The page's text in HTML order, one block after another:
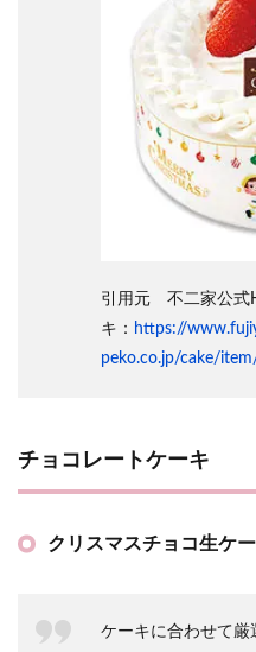
引用元 不二家公式
キ： https://
peko.co.jp/cake/
チョコレートケーキ
クリスマスチョコ生ケー
ケーキに合わせて厳